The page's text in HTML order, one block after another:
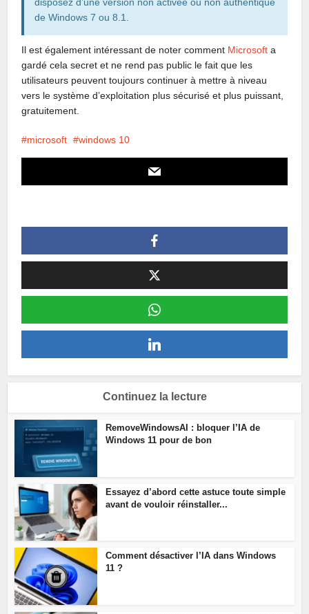
de Windows 7 ou 8.1.
Il est également intéressant de noter comment Microsoft a
gardé cela secret et ne rend pas public le fait que les
utilisateurs peuvent toujours continuer à mettre à niveau
vers le système d’exploitation plus sécurisé et plus puissant,
gratuitement.
microsoft windows 10
Continuez la lecture
RemoveWindowsAI : bloquer l’IA de
Windows 11 pour de bon
Essayez d’abord cette astuce toute simple
avant de vouloir réinstaller...
Comment désactiver l’IA dans Windows
11 ?